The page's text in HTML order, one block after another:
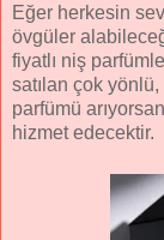
Eğer herkesin
övgüler
fiyatlı niş
satılan çok
parfümü
hizmet edecektir.